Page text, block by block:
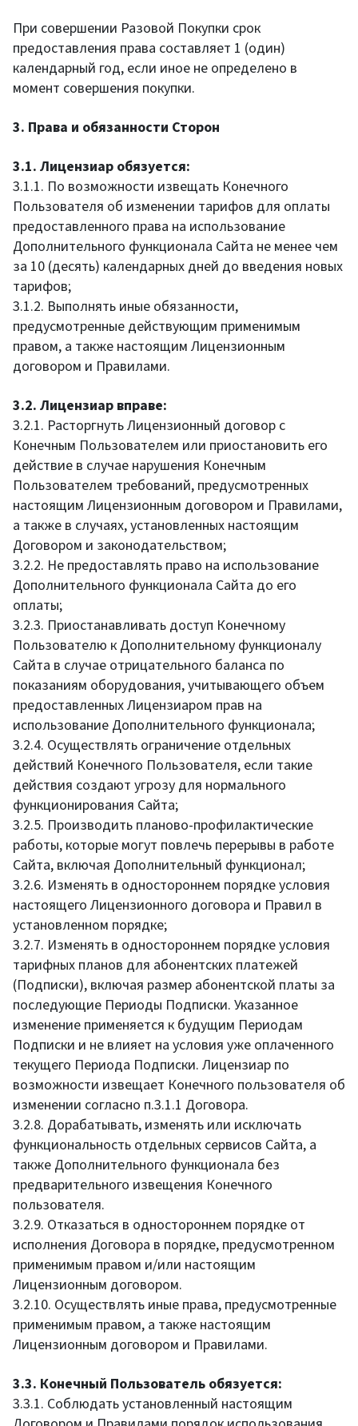
При совершении Разовой Покупки срок
предоставления права составляет 1 (один)
календарный год, если иное не определено в
момент совершения покупки.
3. Права и обязанности Сторон
3.1. Лицензиар обязуется:
3.1.1. По возможности извещать Конечного
Пользователя об изменении тарифов для оплаты
предоставленного права на использование
Дополнительного функционала Сайта не менее чем
за 10 (десять) календарных дней до введения новых
тарифов;
3.1.2. Выполнять иные обязанности,
предусмотренные действующим применимым
правом, а также настоящим Лицензионным
договором и Правилами.
3.2. Лицензиар вправе:
3.2.1. Расторгнуть Лицензионный договор с
Конечным Пользователем или приостановить его
действие в случае нарушения Конечным
Пользователем требований, предусмотренных
настоящим Лицензионным договором и Правилами,
а также в случаях, установленных настоящим
Договором и законодательством;
3.2.2. Не предоставлять право на использование
Дополнительного функционала Сайта до его
оплаты;
3.2.3. Приостанавливать доступ Конечному
Пользователю к Дополнительному функционалу
Сайта в случае отрицательного баланса по
показаниям оборудования, учитывающего объем
предоставленных Лицензиаром прав на
использование Дополнительного функционала;
3.2.4. Осуществлять ограничение отдельных
действий Конечного Пользователя, если такие
действия создают угрозу для нормального
функционирования Сайта;
3.2.5. Производить планово-профилактические
работы, которые могут повлечь перерывы в работе
Сайта, включая Дополнительный функционал;
3.2.6. Изменять в одностороннем порядке условия
настоящего Лицензионного договора и Правил в
установленном порядке;
3.2.7. Изменять в одностороннем порядке условия
тарифных планов для абонентских платежей
(Подписки), включая размер абонентской платы за
последующие Периоды Подписки. Указанное
изменение применяется к будущим Периодам
Подписки и не влияет на условия уже оплаченного
текущего Периода Подписки. Лицензиар по
возможности извещает Конечного пользователя об
изменении согласно п.3.1.1 Договора.
3.2.8. Дорабатывать, изменять или исключать
функциональность отдельных сервисов Сайта, а
также Дополнительного функционала без
предварительного извещения Конечного
пользователя.
3.2.9. Отказаться в одностороннем порядке от
исполнения Договора в порядке, предусмотренном
применимым правом и/или настоящим
Лицензионным договором.
3.2.10. Осуществлять иные права, предусмотренные
применимым правом, а также настоящим
Лицензионным договором и Правилами.
3.3. Конечный Пользователь обязуется:
3.3.1. Соблюдать установленный настоящим